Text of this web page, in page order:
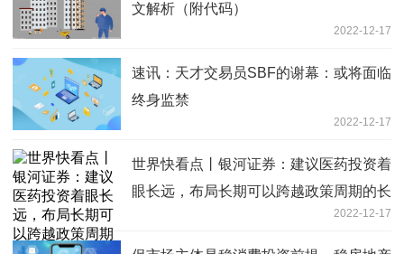
文解析（附代码）
2022-12-17
速讯：天才交易员SBF的谢幕：或将面临
终身监禁
2022-12-17
世界快看点丨银河证券：建议医药投资着
眼长远，布局长期可以跨越政策周期的长
2022-12-17